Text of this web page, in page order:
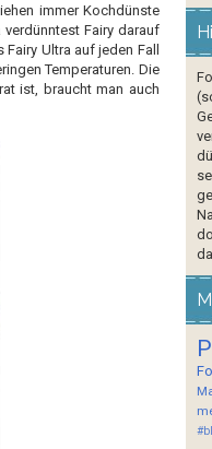
immer Kochdünste
Fairy darauf
Ultra auf jeden Fall
Temperaturen. Die
ist, braucht man auch